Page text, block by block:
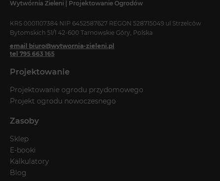
Wytwórnia Zieleni | Projektowanie Ogrodów
KRS 0001107384 NIP 6452587627 REGON 528715049 ul Strzelców
Bytomskich 51/1 42-600 Tarnowskie Góry, Polska
email biuro@wytwornia-zieleni.pl
tel 795 663 165
Projektowanie
Projektowanie ogrodu przydomowego
Projekt ogrodu nowoczesnego
Zasoby
Sklep
E-booki
Kalkulatory
Blog